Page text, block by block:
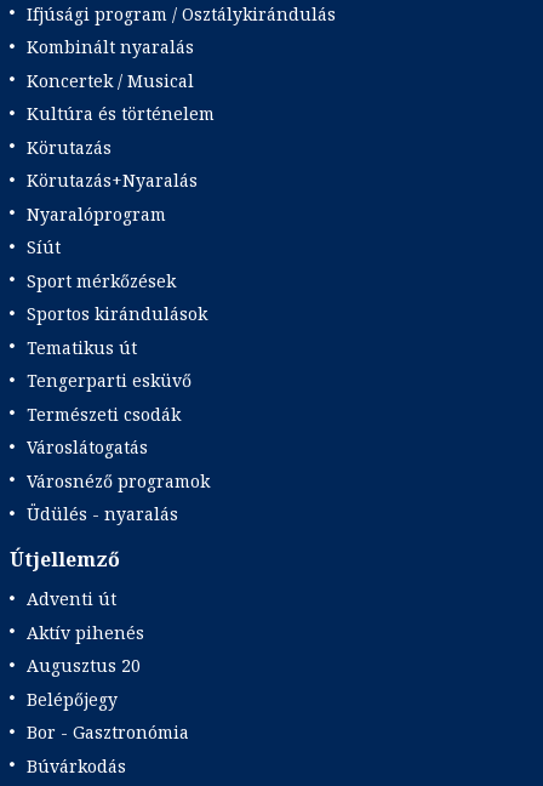
Ifjúsági program / Osztálykirándulás
Kombinált nyaralás
Koncertek / Musical
Kultúra és történelem
Körutazás
Körutazás+Nyaralás
Nyaralóprogram
Síút
Sport mérkőzések
Sportos kirándulások
Tematikus út
Tengerparti esküvő
Természeti csodák
Városlátogatás
Városnéző programok
Üdülés - nyaralás
Útjellemző
Adventi út
Aktív pihenés
Augusztus 20
Belépőjegy
Bor - Gasztronómia
Búvárkodás